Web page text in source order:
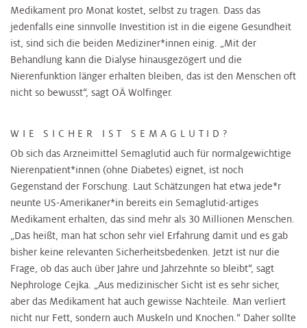
Medikament pro Monat kostet, selbst zu tragen. Dass das
jedenfalls eine sinnvolle Investition ist in die eigene Gesundheit
ist, sind sich die beiden Mediziner*innen einig. „Mit der
Behandlung kann die Dialyse hinausgezögert und die
Nierenfunktion länger erhalten bleiben, das ist den Menschen oft
nicht so bewusst“, sagt OÄ Wolfinger.
WIE SICHER IST SEMAGLUTID?
Ob sich das Arzneimittel Semaglutid auch für normalgewichtige
Nierenpatient*innen (ohne Diabetes) eignet, ist noch
Gegenstand der Forschung. Laut Schätzungen hat etwa jede*r
neunte US-Amerikaner*in bereits ein Semaglutid-artiges
Medikament erhalten, das sind mehr als 30 Millionen Menschen.
„Das heißt, man hat schon sehr viel Erfahrung damit und es gab
bisher keine relevanten Sicherheitsbedenken. Jetzt ist nur die
Frage, ob das auch über Jahre und Jahrzehnte so bleibt“, sagt
Nephrologe Cejka. „Aus medizinischer Sicht ist es sehr sicher,
aber das Medikament hat auch gewisse Nachteile. Man verliert
nicht nur Fett, sondern auch Muskeln und Knochen.“ Daher sollte